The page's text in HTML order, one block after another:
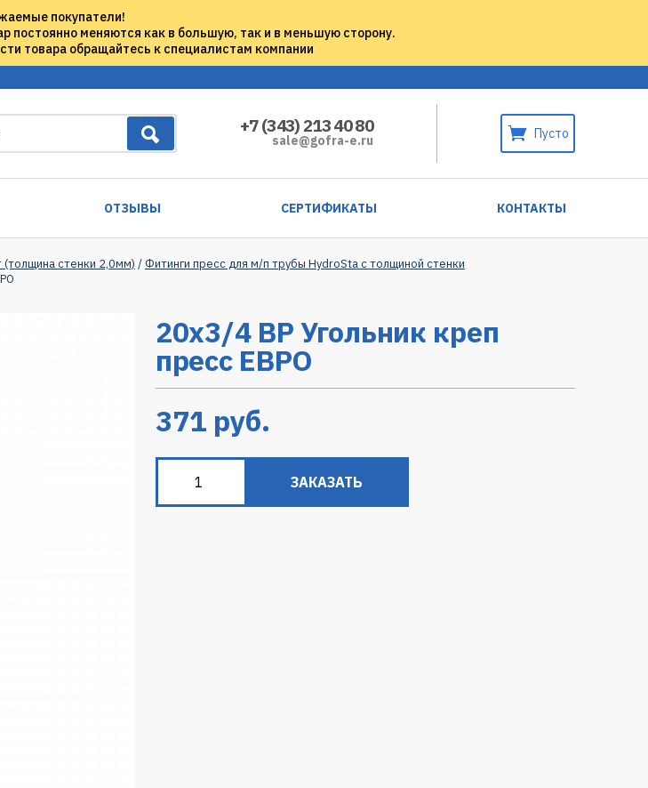
покупатели!
постоянно меняются как в большую, так и в меньшую сторону.
товара обращайтесь к специалистам компании
+7 (343) 213 40 80
sale@gofra-e.ru Пусто
ОТЗЫВЫ СЕРТИФИКАТЫ КОНТАКТЫ
(толщина стенки 2,0мм) / Фитинги пресс для м/п трубы HydroSta с толщиной стенки
20х3/4 ВР Угольник креп
пресс ЕВРО
371 руб.
ЗАКАЗАТЬ